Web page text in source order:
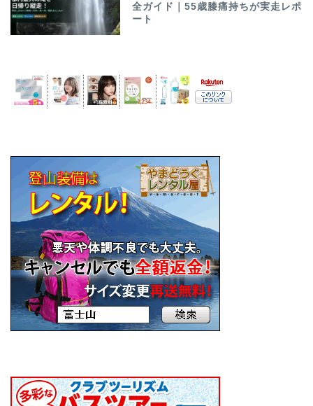
全ガイド｜55歳膝痛持ちが実走レポ
ート